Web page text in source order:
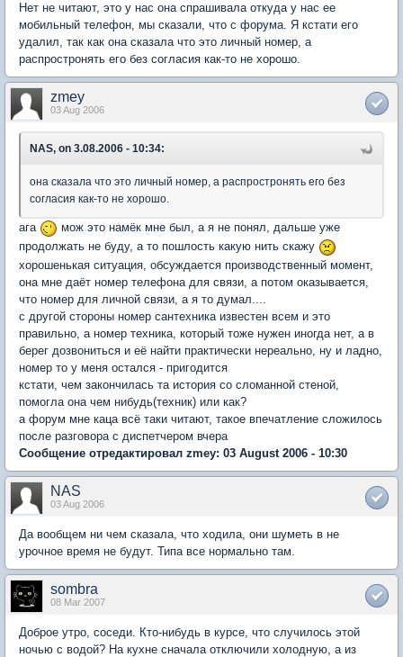
Нет не читают, это у нас она спрашивала откуда у нас ее
мобильный телефон, мы сказали, что с форума. Я кстати его
удалил, так как она сказала что это личный номер, а
распростронять его без согласия как-то не хорошо.
zmey
03 Aug 2006
NAS, on 3.08.2006 - 10:34:
она сказала что это личный номер, а распростронять его без
согласия как-то не хорошо.
ага
мож это намёк мне был, а я не понял, дальше уже
продолжать не буду, а то пошлость какую нить скажу
хорошенькая ситуация, обсуждается производственный момент,
она мне даёт номер телефона для связи, а потом оказывается,
что номер для личной связи, а я то думал....
с другой стороны номер сантехника известен всем и это
правильно, а номер техника, который тоже нужен иногда нет, а в
берег дозвониться и её найти практически нереально, ну и ладно,
номер то у меня остался - пригодится
кстати, чем закончилась та история со сломанной стеной,
помогла она чем нибудь(техник) или как?
а форум мне каца всё таки читают, такое впечатление сложилось
после разговора с диспетчером вчера
Сообщение отредактировал zmey: 03 August 2006 - 10:30
NAS
03 Aug 2006
Да вообщем ни чем сказала, что ходила, они шуметь в не
урочное время не будут. Типа все нормально там.
sombra
08 Mar 2007
Доброе утро, соседи. Кто-нибудь в курсе, что случилось этой
ночью с водой? На кухне сначала отключили холодную, а из